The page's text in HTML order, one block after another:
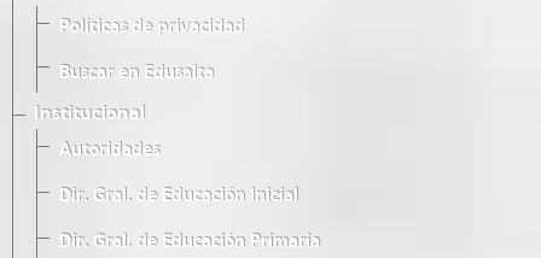
Políticas de privacidad
Buscar en Edusalta
Institucional
Autoridades
Dir. Gral. de Educación Inicial
Dir. Gral. de Educación Primaria